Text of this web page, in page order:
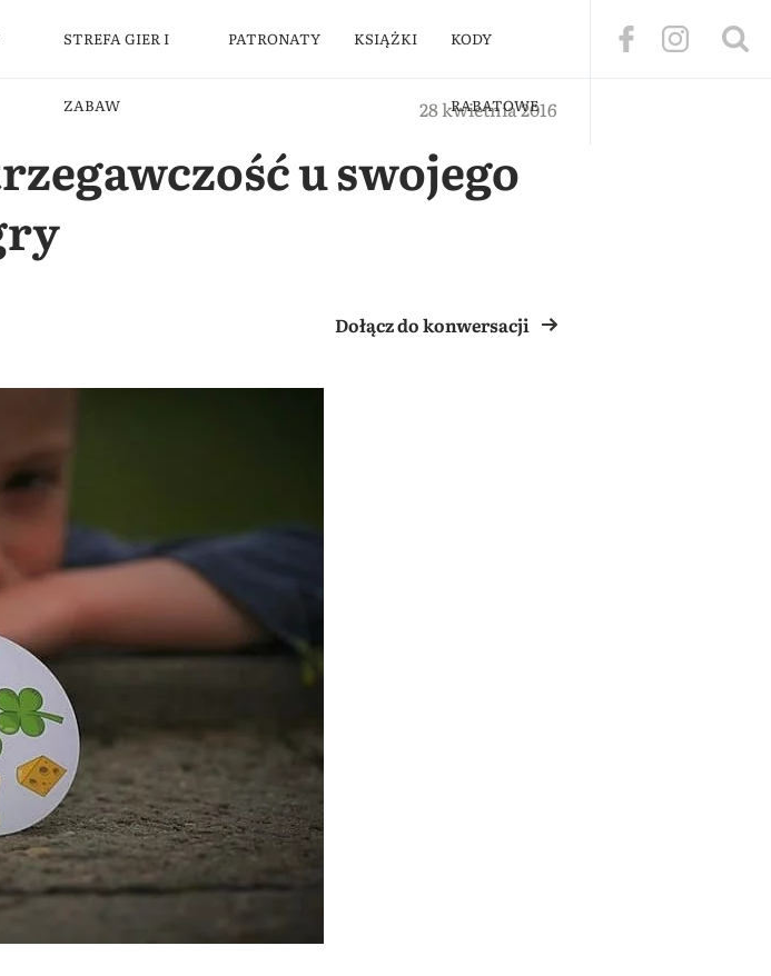
STREFA GIER I
ZABAW
PATRONATY KSIĄŻKI KODY
RABATOWE
28 kwietnia 2016
u swojego
Dołącz do konwersacji